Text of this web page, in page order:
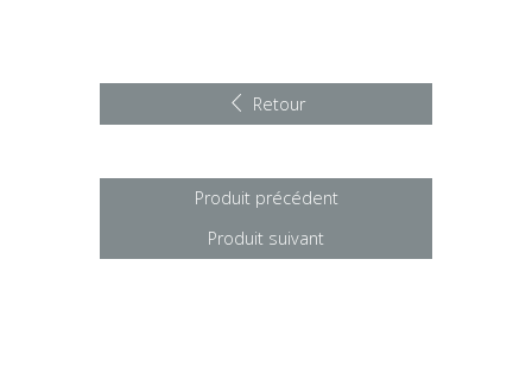
Retour
Produit précédent
Produit suivant